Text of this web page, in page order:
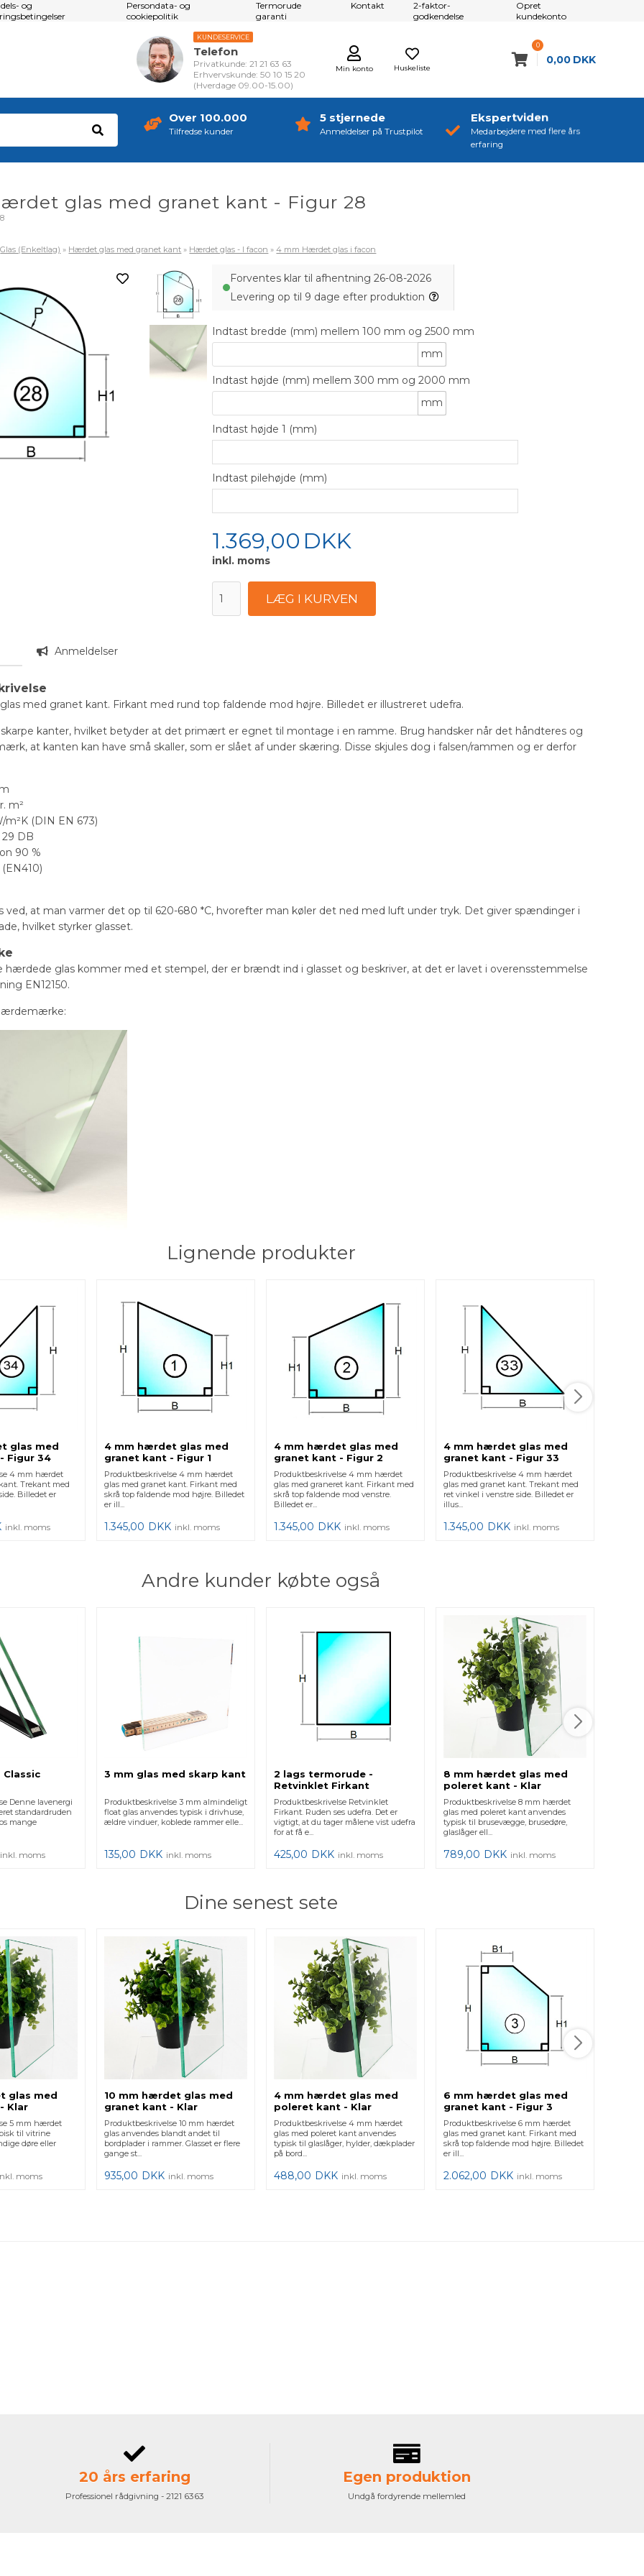
og
Persondata- og
cookiepolitik
Termorude
garanti
Kontakt
2-faktor-
godkendelse
Opret
kundekonto
Huskeliste
Min konto
KUNDESERVICE
Telefon
Privatkunde: 21 21 63 63
Erhvervskunde: 50 10 15 20
(Hverdage 09.00-15.00)
0
0,00 DKK
Over 100.000
Tilfredse kunder
5 stjernede
Anmeldelser på Trustpilot
Ekspertviden
Medarbejdere med flere års
erfaring
glas med granet kant - Figur 28
Glas (Enkeltlag) » Hærdet glas med granet kant » Hærdet glas - I facon »4 mm Hærdet glas i facon
Forventes klar til afhentning 26-08-2026
Levering op til 9 dage efter produktion
Indtast bredde (mm) mellem 100 mm og 2500 mm
mm
Indtast højde (mm) mellem 300 mm og 2000 mm
mm
Indtast højde 1 (mm)
Indtast pilehøjde (mm)
1.369,00 DKK
inkl. moms
Anmeldelser
med granet kant. Firkant med rund top faldende mod højre. Billedet er illustreret udefra.
kanter, hvilket betyder at det primært er egnet til montage i en ramme. Brug handsker når det håndteres og
at kanten kan have små skaller, som er slået af under skæring. Disse skjules dog i falsen/rammen og er derfor
m²
m²K (DIN EN 673)
DB
90 %
ved, at man varmer det op til 620-680 *C, hvorefter man køler det ned med luft under tryk. Det giver spændinger i
hvilket styrker glasset.
hærdede glas kommer med et stempel, der er brændt ind i glasset og beskriver, at det er lavet i overensstemmelse
EN12150.
Lignende produkter
glas med
Figur 34
4 mm hærdet
Trekant med
Billedet er
inkl. moms
4 mm hærdet glas med
granet kant - Figur 1
Produktbeskrivelse 4 mm hærdet
glas med granet kant. Firkant med
skrå top faldende mod højre. Billedet
er ill...
1.345,00 DKK inkl. moms
4 mm hærdet glas med
granet kant - Figur 2
Produktbeskrivelse 4 mm hærdet
glas med graneret kant. Firkant med
skrå top faldende mod venstre.
Billedet er...
1.345,00 DKK inkl. moms
4 mm hærdet glas med
granet kant - Figur 33
Produktbeskrivelse 4 mm hærdet
glas med granet kant. Trekant med
ret vinkel i venstre side. Billedet er
illus...
1.345,00 DKK inkl. moms
Andre kunder købte også
Classic
Denne lavenergi
standardruden
mange
inkl. moms
3 mm glas med skarp kant
Produktbeskrivelse 3 mm almindeligt
float glas anvendes typisk i drivhuse,
ældre vinduer, koblede rammer elle...
135,00 DKK inkl. moms
2 lags termorude -
Retvinklet Firkant
Produktbeskrivelse Retvinklet
Firkant. Ruden ses udefra. Det er
vigtigt, at du tager målene vist udefra
for at få e...
425,00 DKK inkl. moms
8 mm hærdet glas med
poleret kant - Klar
Produktbeskrivelse 8 mm hærdet
glas med poleret kant anvendes
typisk til brusevægge, brusedøre,
glaslåger ell...
789,00 DKK inkl. moms
Dine senest sete
glas med
Klar
5 mm hærdet
til vitrine
døre eller
moms
10 mm hærdet glas med
granet kant - Klar
Produktbeskrivelse 10 mm hærdet
glas anvendes blandt andet til
bordplader i rammer. Glasset er flere
gange st...
935,00 DKK inkl. moms
4 mm hærdet glas med
poleret kant - Klar
Produktbeskrivelse 4 mm hærdet
glas med poleret kant anvendes
typisk til glaslåger, hylder, dækplader
på bord...
488,00 DKK inkl. moms
6 mm hærdet glas med
granet kant - Figur 3
Produktbeskrivelse 6 mm hærdet
glas med granet kant. Firkant med
skrå top faldende mod højre. Billedet
er ill...
2.062,00 DKK inkl. moms
20 års erfaring
Professionel rådgivning - 2121 6363
Egen produktion
Undgå fordyrende mellemled